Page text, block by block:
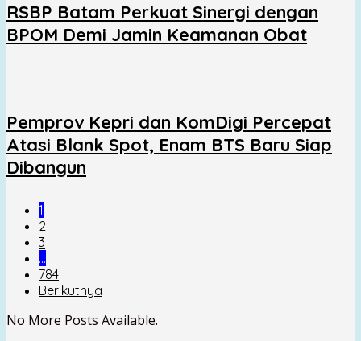
RSBP Batam Perkuat Sinergi dengan
BPOM Demi Jamin Keamanan Obat
Pemprov Kepri dan KomDigi Percepat
Atasi Blank Spot, Enam BTS Baru Siap
Dibangun
1
2
3
…
784
Berikutnya
No More Posts Available.